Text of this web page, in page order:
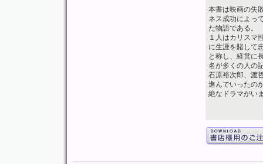
本書は映画の失
ネス成功によっ
た物語である。
１人はカリスマ
に生涯を賭して
と称し、経営に
名が多くの人の
石原裕次郎、渡
進んでいったの
絶なドラマがい